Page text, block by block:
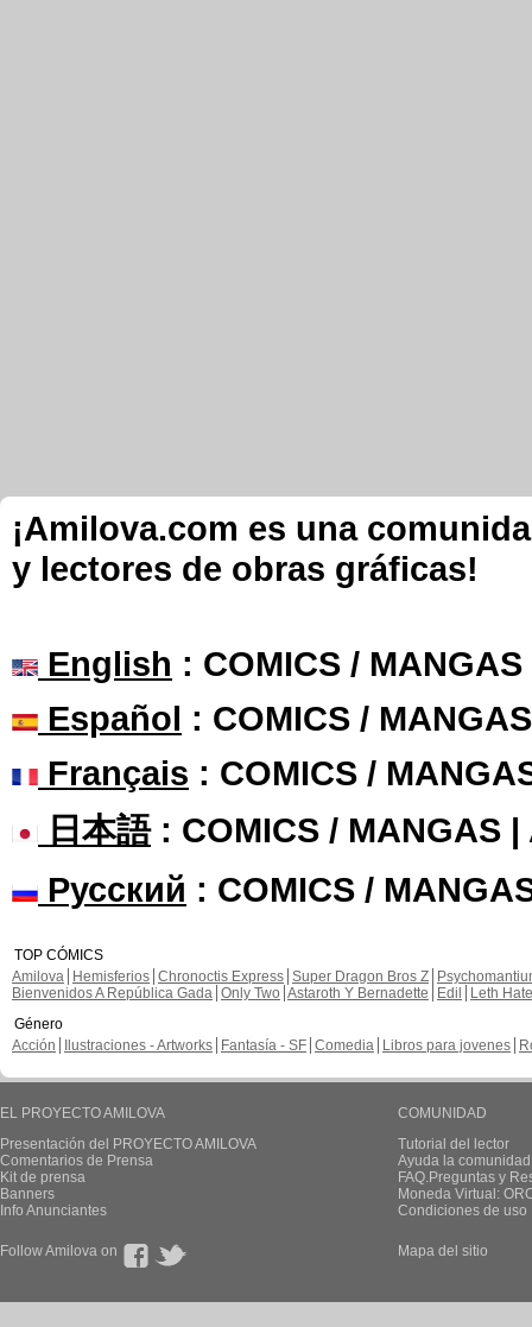
¡Amilova.com es una
y lectores de obras gráficas!
English : COMICS /
Español : COMICS /
Français : COMICS /
日本語: COMICS / MANGAS |
Русский : COMICS /
TOP CÓMICS
Amilova
Hemisferios Chronoctis Express Super Dragon Bros Z
Bienvenidos A República Gada Only Two Astaroth Y Bernadette Edil
Leth Hate
Género
Acción
Ilustraciones - Artworks Fantasía - SF Comedia Libros para jovenes
EL PROYECTO AMILOVA
Presentación del PROYECTO AMILOVA
Comentarios de Prensa
Kit de prensa
Banners
Info Anunciantes
COMUNIDAD
Tutorial del lector
Ayuda la
FAQ.Preguntas y
Moneda Virtual:
Condiciones de uso
Follow Amilova on Mapa del sitio